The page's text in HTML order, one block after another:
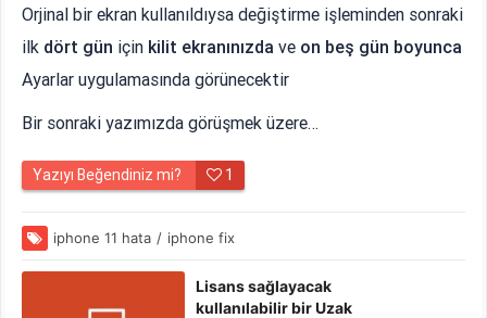
Orjinal bir ekran kullanıldıysa değiştirme işleminden sonraki
ilk dört gün için kilit ekranınızda ve on beş gün boyunca
Ayarlar uygulamasında görünecektir
Bir sonraki yazımızda görüşmek üzere…
Yazıyı Beğendiniz mi? 1
iphone 11 hata / iphone fix
Lisans sağlayacak
kullanılabilir bir Uzak